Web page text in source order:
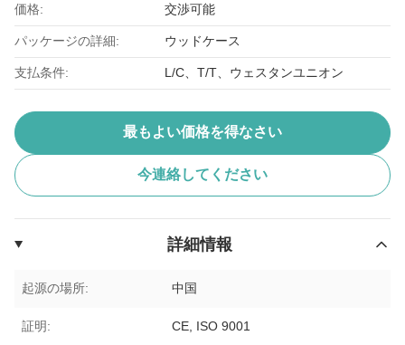
価格: 交渉可能
パッケージの詳細: ウッドケース
支払条件: L/C、T/T、ウェスタンユニオン
最もよい価格を得なさい
今連絡してください
詳細情報
起源の場所: 中国
証明: CE, ISO 9001